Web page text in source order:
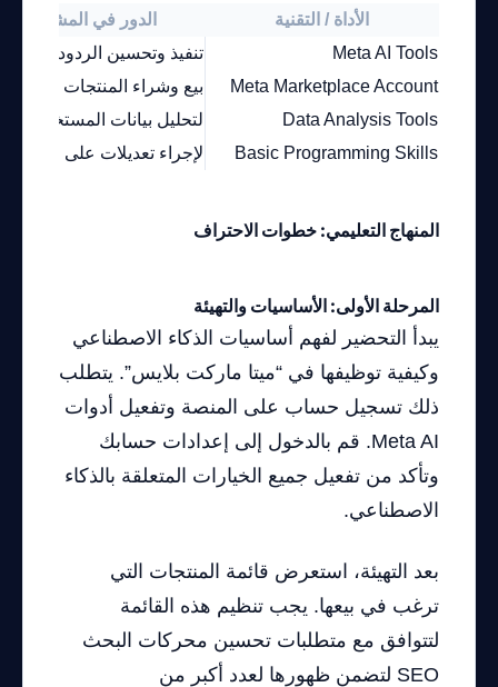
الأداة / التقنية
الدور في المشروع
Meta AI Tools
تنفيذ وتحسين الردود
Meta Marketplace Account
بيع وشراء المنتجات
Data Analysis Tools
لتحليل بيانات المستخدمين
Basic Programming Skills
لإجراء تعديلات على الأكواد
المنهاج التعليمي: خطوات الاحتراف
المرحلة الأولى: الأساسيات والتهيئة
يبدأ التحضير لفهم أساسيات الذكاء الاصطناعي
وكيفية توظيفها في “ميتا ماركت بلايس”. يتطلب
ذلك تسجيل حساب على المنصة وتفعيل أدوات
Meta AI. قم بالدخول إلى إعدادات حسابك
وتأكد من تفعيل جميع الخيارات المتعلقة بالذكاء
الاصطناعي.
بعد التهيئة، استعرض قائمة المنتجات التي
ترغب في بيعها. يجب تنظيم هذه القائمة
لتتوافق مع متطلبات تحسين محركات البحث
SEO لتضمن ظهورها لعدد أكبر من